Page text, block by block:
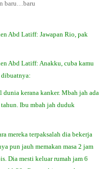
baru…baru
Abd Latiff: Jawapan Rio, pak
Abd Latiff: Anakku, cuba kamu
dibuatnya:
dunia kerana kanker. Mbah jah ada
Ibu mbah jah duduk
mereka terpaksalah dia bekerja
pun jauh memakan masa 2 jam
Dia mesti keluar rumah jam 6